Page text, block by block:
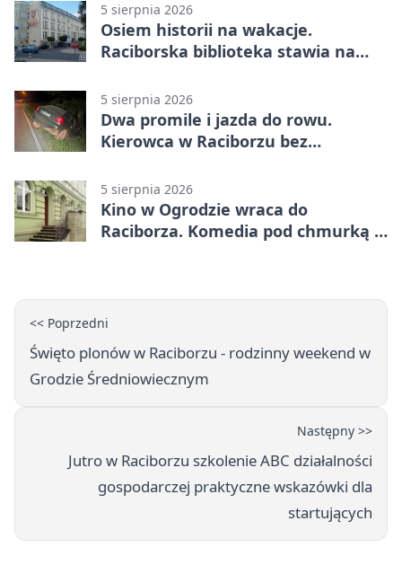
5 sierpnia 2026
Osiem historii na wakacje.
Raciborska biblioteka stawia na
5 sierpnia 2026
Dwa promile i jazda do rowu.
Kierowca w Raciborzu bez
5 sierpnia 2026
Kino w Ogrodzie wraca do
Raciborza. Komedia pod chmurką w
<< Poprzedni
Święto plonów w Raciborzu - rodzinny weekend w
Grodzie Średniowiecznym
Następny >>
Jutro w Raciborzu szkolenie ABC działalności
gospodarczej praktyczne wskazówki dla
startujących